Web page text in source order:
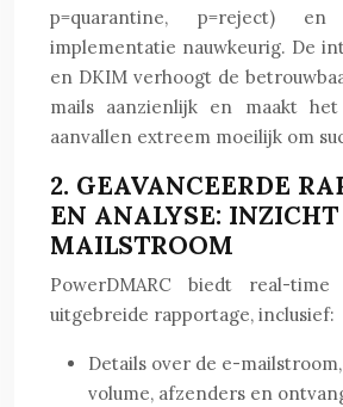
p=quarantine, p=reject)
implementatie nauwkeurig. De
en DKIM verhoogt de
mails aanzienlijk en maakt
aanvallen extreem moeilijk om
2. GEAVANCEERDE
EN ANALYSE:
MAILSTROOM
PowerDMARC biedt real-
uitgebreide rapportage, inclusief:
Details over de e-
volume, afzenders en